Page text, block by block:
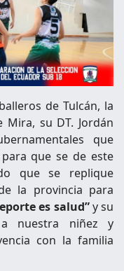
de Tulcán, la
Mira, su DT. Jordán
que
que se de este
que se replique
la provincia para
es salud”y su
nuestra niñez y
con la familia